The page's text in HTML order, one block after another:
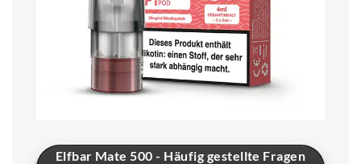
Elfbar Mate 500 - Häufig gestellte Fragen